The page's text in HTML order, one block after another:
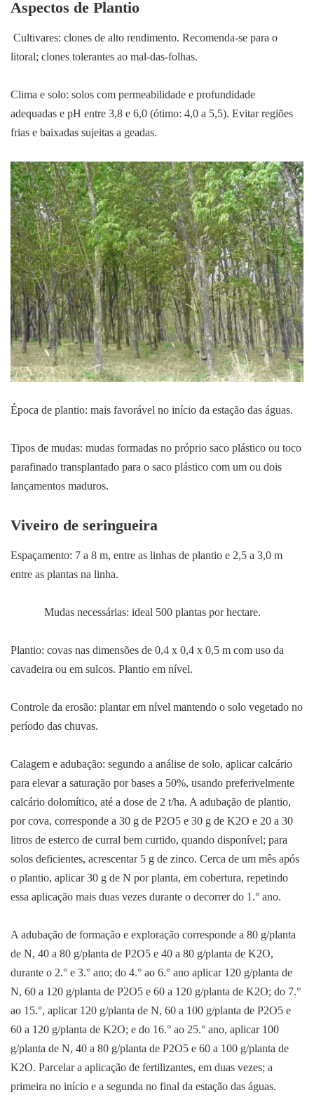
Aspectos de Plantio
Cultivares: clones de alto rendimento. Recomenda-se para o
litoral; clones tolerantes ao mal-das-folhas.
Clima e solo: solos com permeabilidade e profundidade
adequadas e pH entre 3,8 e 6,0 (ótimo: 4,0 a 5,5). Evitar regiões
frias e baixadas sujeitas a geadas.
Época de plantio: mais favorável no início da estação das águas.
Tipos de mudas: mudas formadas no próprio saco plástico ou toco
parafinado transplantado para o saco plástico com um ou dois
lançamentos maduros.
Viveiro de seringueira
Espaçamento: 7 a 8 m, entre as linhas de plantio e 2,5 a 3,0 m
entre as plantas na linha.
Mudas necessárias: ideal 500 plantas por hectare.
Plantio: covas nas dimensões de 0,4 x 0,4 x 0,5 m com uso da
cavadeira ou em sulcos. Plantio em nível.
Controle da erosão: plantar em nível mantendo o solo vegetado no
período das chuvas.
Calagem e adubação: segundo a análise de solo, aplicar calcário
para elevar a saturação por bases a 50%, usando preferivelmente
calcário dolomítico, até a dose de 2 t/ha. A adubação de plantio,
por cova, corresponde a 30 g de P2O5 e 30 g de K2O e 20 a 30
litros de esterco de curral bem curtido, quando disponível; para
solos deficientes, acrescentar 5 g de zinco. Cerca de um mês após
o plantio, aplicar 30 g de N por planta, em cobertura, repetindo
essa aplicação mais duas vezes durante o decorrer do 1.° ano.
A adubação de formação e exploração corresponde a 80 g/planta
de N, 40 a 80 g/planta de P2O5 e 40 a 80 g/planta de K2O,
durante o 2.° e 3.° ano; do 4.° ao 6.° ano aplicar 120 g/planta de
N, 60 a 120 g/planta de P2O5 e 60 a 120 g/planta de K2O; do 7.°
ao 15.°, aplicar 120 g/planta de N, 60 a 100 g/planta de P2O5 e
60 a 120 g/planta de K2O; e do 16.° ao 25.° ano, aplicar 100
g/planta de N, 40 a 80 g/planta de P2O5 e 60 a 100 g/planta de
K2O. Parcelar a aplicação de fertilizantes, em duas vezes; a
primeira no início e a segunda no final da estação das águas.